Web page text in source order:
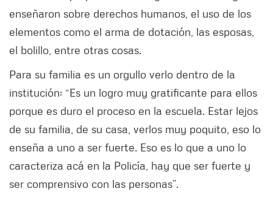
enseñaron sobre derechos humanos, el uso de los
elementos como el arma de dotación, las esposas,
el bolillo, entre otras cosas.
Para su familia es un orgullo verlo dentro de la
institución: “Es un logro muy gratificante para ellos
porque es duro el proceso en la escuela. Estar lejos
de su familia, de su casa, verlos muy poquito, eso lo
enseña a uno a ser fuerte. Eso es lo que a uno lo
caracteriza acá en la Policía, hay que ser fuerte y
ser comprensivo con las personas”.